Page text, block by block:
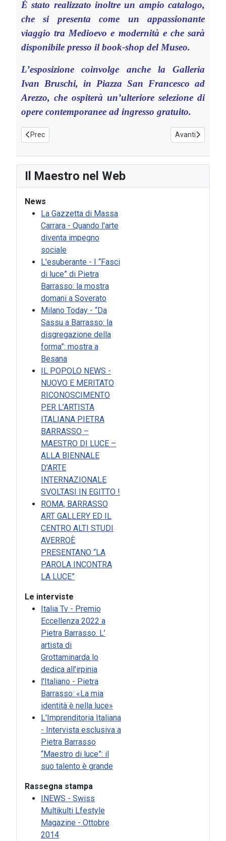
Il Maestro nel Web
News
La Gazzetta di Massa
Carrara - Quando l'arte
diventa impegno
sociale
L'esuberante - I “Fasci
di luce” di Pietra
Barrasso: la mostra
domani a Soverato
Milano Today - “Da
Sassu a Barrasso: la
disgregazione della
forma”: mostra a
Besana
IL POPOLO NEWS -
NUOVO E MERITATO
RICONOSCIMENTO
PER L’ARTISTA
ITALIANA PIETRA
BARRASSO –
MAESTRO DI LUCE –
ALLA BIENNALE
D’ARTE
INTERNAZIONALE
SVOLTASI IN EGITTO !
ROMA, BARRASSO
ART GALLERY ED IL
CENTRO ALTI STUDI
AVERROÈ
PRESENTANO “LA
PAROLA INCONTRA
LA LUCE”
Le interviste
Italia Tv - Premio
Eccellenza 2022 a
Pietra Barrasso. L’
artista di
Grottaminarda lo
dedica all’irpinia
l'Italiano - Pietra
Barrasso: «La mia
identità è nella luce»
L'Imprenditoria Italiana
- Intervista esclusiva a
Pietra Barrasso
“Maestro di luce”: il
suo talento è grande
Rassegna stampa
INEWS - Swiss
Multikulti Lfestyle
Magazine - Ottobre
2014
È stato realizzato inoltre un ampio catalogo,
che si presenta come un appassionante
viaggio tra Medioevo e modernità e che sarà
disponibile presso il book-shop del Museo.
L’esposizione coinvolge anche la Galleria
Ivan Bruschi, in Piazza San Francesco ad
Arezzo, che ospiterà un’ulteriore selezione di
opere contemporanee ad ingresso gratuito.
Articolo precedente: Rocca Paolina -Perugia
Prec Articolo
Avanti